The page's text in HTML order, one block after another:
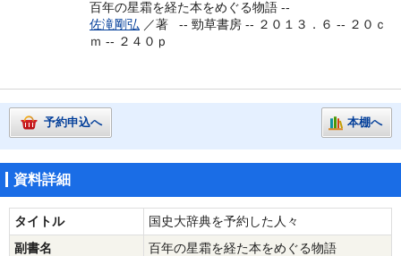
百年の星霜を経た本をめぐる物語 --
佐滝剛弘 ／著 -- 勁草書房 -- ２０１３．６ -- ２０ｃ
ｍ -- ２４０ｐ
予約申込へ 本棚へ
資料詳細
タイトル
国史大辞典を予約した人々
副書名
百年の星霜を経た本をめぐる物語